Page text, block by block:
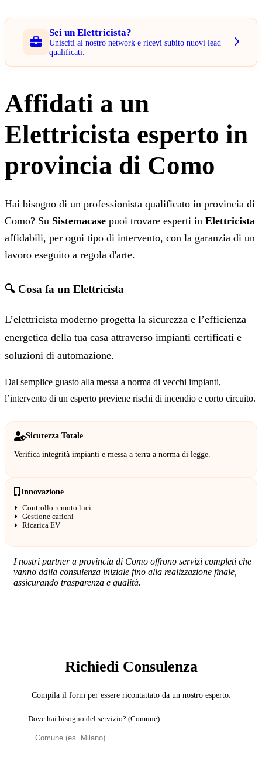
Sei un Elettricista?
Unisciti al nostro network e ricevi subito nuovi lead
qualificati.
Affidati a un
Elettricista esperto in
provincia di Como
Hai bisogno di un professionista qualificato in provincia di
Como? Su Sistemacase puoi trovare esperti in Elettricista
affidabili, per ogni tipo di intervento, con la garanzia di un
lavoro eseguito a regola d'arte.
🔍 Cosa fa un Elettricista
L’elettricista moderno progetta la sicurezza e l’efficienza
energetica della tua casa attraverso impianti certificati e
soluzioni di automazione.
Dal semplice guasto alla messa a norma di vecchi impianti,
l’intervento di un esperto previene rischi di incendio e corto circuito.
Sicurezza Totale
Verifica integrità impianti e messa a terra a norma di legge.
Innovazione
Controllo remoto luci
Gestione carichi
Ricarica EV
I nostri partner a provincia di Como offrono servizi completi che
vanno dalla consulenza iniziale fino alla realizzazione finale,
assicurando trasparenza e qualità.
Richiedi Consulenza
Compila il form per essere ricontattato da un nostro esperto.
Dove hai bisogno del servizio? (Comune)